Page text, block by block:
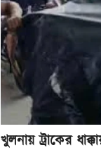
খুলনায় ট্রাকের